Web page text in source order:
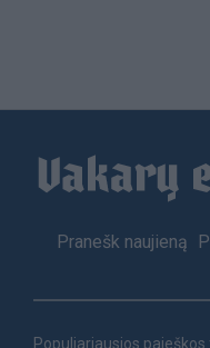
Footer
Pranešk naujieną
Populiariausios